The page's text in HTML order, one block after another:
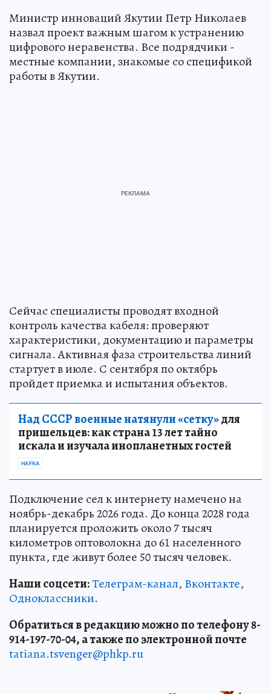
Министр инноваций Якутии Петр Николаев
назвал проект важным шагом к устранению
цифрового неравенства. Все подрядчики -
местные компании, знакомые со спецификой
работы в Якутии.
Сейчас специалисты проводят входной
контроль качества кабеля: проверяют
характеристики, документацию и параметры
сигнала. Активная фаза строительства линий
стартует в июле. С сентября по октябрь
пройдет приемка и испытания объектов.
Над СССР военные натянули «сетку»для
пришельцев: как страна 13 лет тайно
искала и изучала инопланетных гостей
НАУКА
Подключение сел к интернету намечено на
ноябрь-декабрь 2026 года. До конца 2028 года
планируется проложить около 7 тысяч
километров оптоволокна до 61 населенного
пункта, где живут более 50 тысяч человек.
Наши соцсети:Телеграм-канал, Вконтакте,
Одноклассники.
Обратиться в редакцию можно по телефону 8-
914-197-70-04, а также по электронной почте
tatiana.tsvenger@phkp.ru